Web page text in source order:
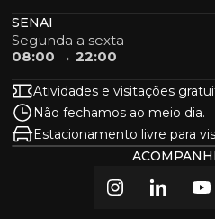
SENAI
Segunda a sexta
08:00 → 22:00
Atividades e visitações
Não fechamos ao meio dia.
Estacionamento livre para